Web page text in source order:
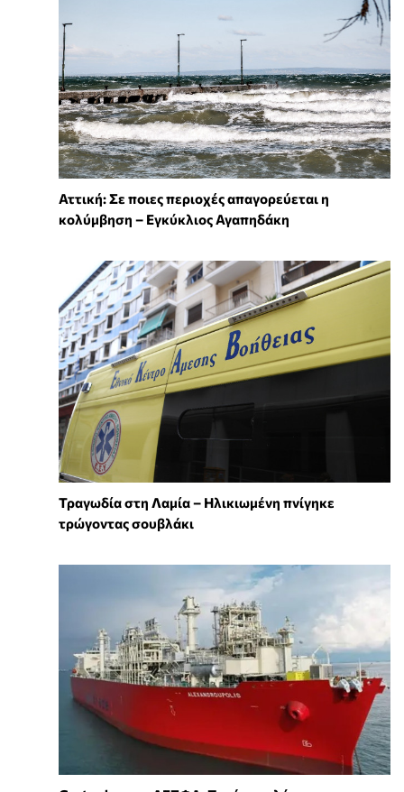
Αττική: Σε ποιες περιοχές απαγορεύεται η
κολύμβηση – Εγκύκλιος Αγαπηδάκη
Τραγωδία στη Λαμία – Ηλικιωμένη πνίγηκε
τρώγοντας σουβλάκι